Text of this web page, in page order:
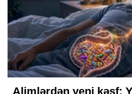
Alimlərdən yeni kəşf: